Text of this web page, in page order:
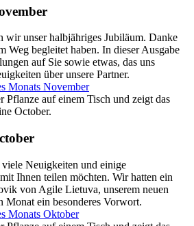
wir unser halbjähriges Jubiläum. Danke
Weg begleitet haben. In dieser Ausgabe
auf Sie sowie etwas, das uns
über unsere Partner.
Monats November
Neuigkeiten und einige
Ihnen teilen möchten. Wir hatten ein
von Agile Lietuva, unserem neuen
Monat ein besonderes Vorwort.
Monats Oktober